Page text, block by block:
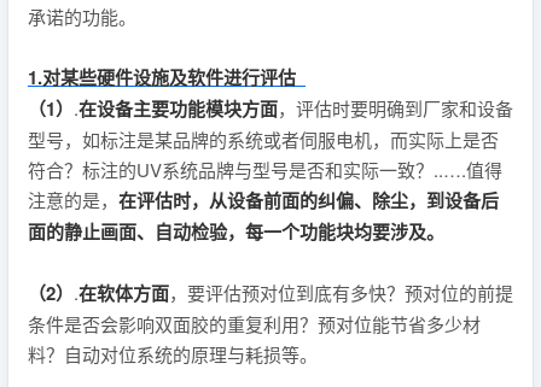
承诺的功能。
1.对某些硬件设施及软件进行评估
（1） .在设备主要功能模块方面，评估时要明确到厂家和设备
型号，如标注是某品牌的系统或者伺服电机，而实际上是否
符合？标注的UV系统品牌与型号是否和实际一致？..….值得
注意的是， 在评估时，从设备前面的纠偏、除尘，到设备后
面的静止画面、自动检验，每一个功能块均要涉及。
（2） .在软体方面，要评估预对位到底有多快？预对位的前提
条件是否会影响双面胶的重复利用？预对位能节省多少材
料？自动对位系统的原理与耗损等。